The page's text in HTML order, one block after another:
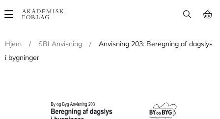
Main
Hjem
/ SBI Anvisning /
Anvisning 203: Beregning af dagslys
i bygninger